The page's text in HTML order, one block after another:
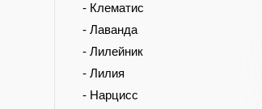
- Клематис
- Лаванда
- Лилейник
- Лилия
- Нарцисс